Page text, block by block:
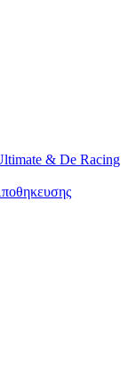
& De Racing